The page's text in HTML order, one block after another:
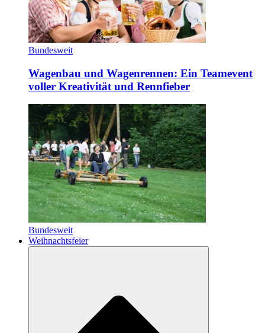
Bundesweit
Wagenbau und Wagenrennen: Ein Teamevent
voller Kreativität und Rennfieber
Bundesweit
Weihnachtsfeier